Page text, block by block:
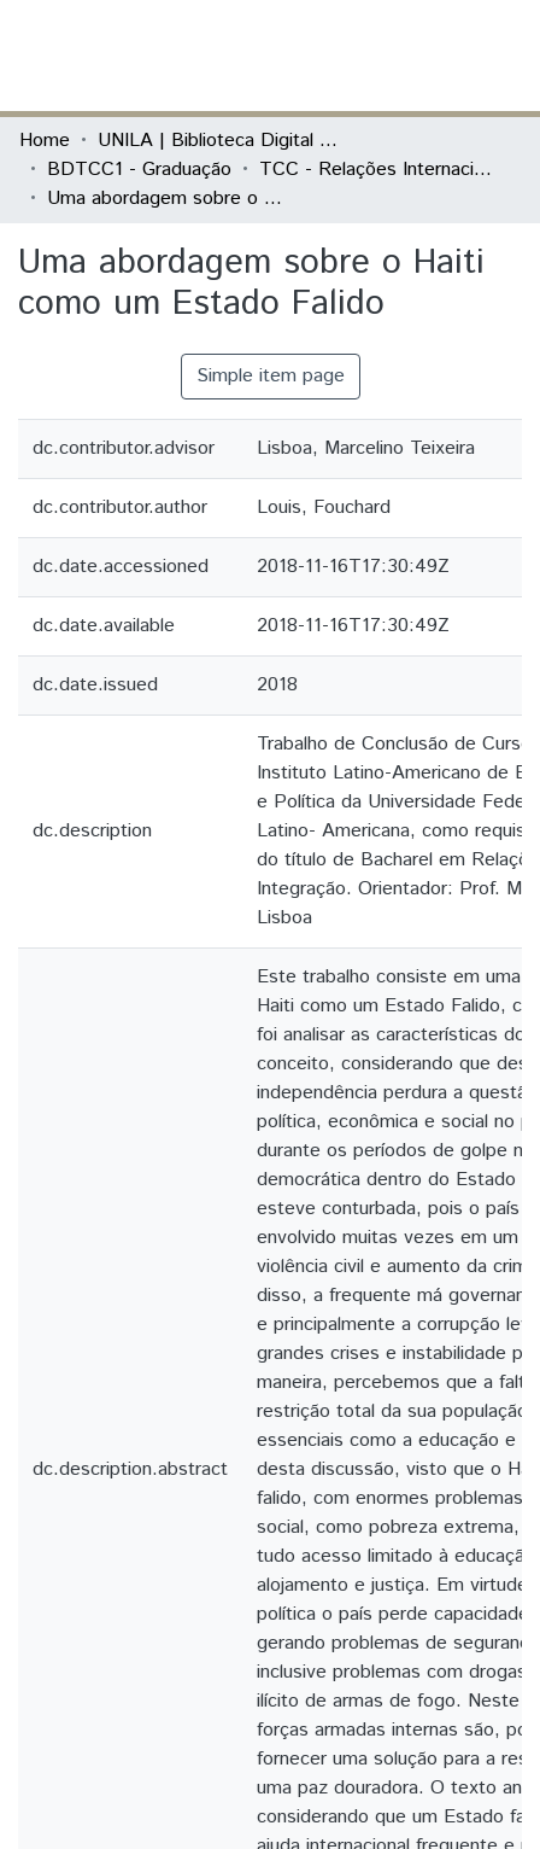
Communities & Collections
All of DSpace
Home
UNILA | Biblioteca Digital de Trabalhos de Conclusão de Curso
BDTCC1 - Graduação
TCC - Relações Internacionais e Integração
Uma abordagem sobre o Haiti como um Estado Falido
Uma abordagem sobre o Haiti
como um Estado Falido
Simple item page
dc.contributor.advisor Lisboa, Marcelino Teixeira
dc.contributor.author Louis, Fouchard
dc.date.accessioned 2018-11-16T17:30:49Z
dc.date.available 2018-11-16T17:30:49Z
dc.date.issued 2018
dc.description
Trabalho de Conclusão de
Instituto Latino-Americano de
e Política da Universidade
Latino- Americana, como
do título de Bacharel em
Integração. Orientador: Prof.
Lisboa
dc.description.abstract
Este trabalho consiste em uma
Haiti como um Estado Falido,
foi analisar as características do
conceito, considerando que
independência perdura a
política, econômica e social no
durante os períodos de golpe
democrática dentro do Estado
esteve conturbada, pois o país
envolvido muitas vezes em um
violência civil e aumento da
disso, a frequente má
e principalmente a corrupção
grandes crises e instabilidade
maneira, percebemos que a
restrição total da sua população
essenciais como a educação e
desta discussão, visto que o
falido, com enormes problemas
social, como pobreza extrema,
tudo acesso limitado à
alojamento e justiça. Em virtude
política o país perde capacidade
gerando problemas de
inclusive problemas com
ilícito de armas de fogo. Neste
forças armadas internas são,
fornecer uma solução para a
uma paz douradora. O texto
considerando que um Estado